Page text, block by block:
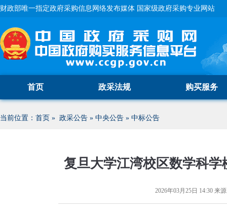
财政部唯一指定政府采购信息网络发布媒体 国家级政府采购专业网站
首页 政采法规 购买服务
当前位置： 首页 » 政采公告 » 中央公告 » 中标公告
复旦大学江湾校区数学科
2026年03月25日 14:30 来